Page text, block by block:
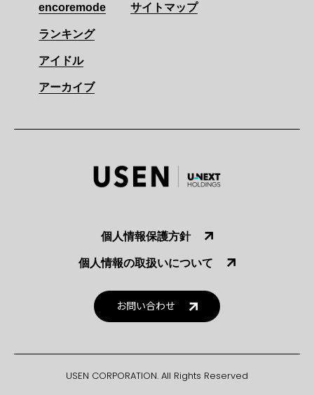
encoremode
ランキング
アイドル
アーカイブ
サイトマップ
個人情報保護方針
個人情報の取扱いについて
お問い合わせ
USEN CORPORATION. All Rights Reserved